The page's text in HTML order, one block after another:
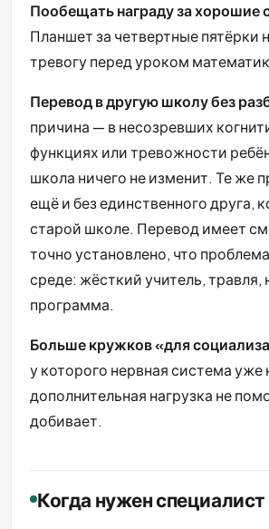
Пообещать награду за хорошие
Планшет за четвертные пятёрки
тревогу перед уроком
Перевод в другую школу без
причина — в несозревших
функциях или тревожности
школа ничего не изменит. Те же
ещё и без единственного друга,
старой школе. Перевод имеет
точно установлено, что
среде: жёсткий учитель, травля,
программа.
Больше кружков «для
у которого нервная система уже
дополнительная нагрузка не
добивает.
Когда нужен специалист